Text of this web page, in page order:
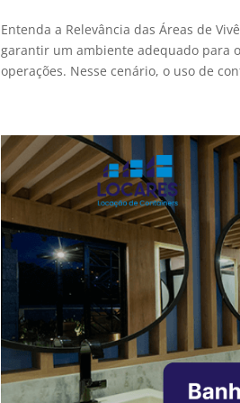
Entenda a Relevância das Áreas de
garantir um ambiente adequado para
operações. Nesse cenário, o uso de